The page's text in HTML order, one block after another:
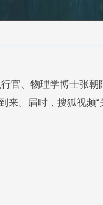
官、物理学博士张朝
。届时，搜狐视频“